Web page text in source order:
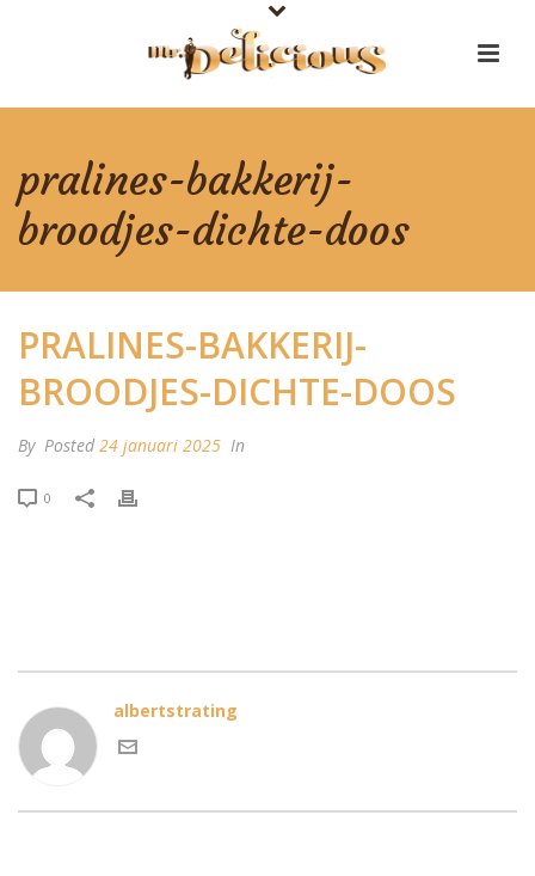
pralines-bakkerij-
broodjes-dichte-doos
PRALINES-BAKKERIJ-
BROODJES-DICHTE-DOOS
By Posted 24 januari 2025 In
0
albertstrating